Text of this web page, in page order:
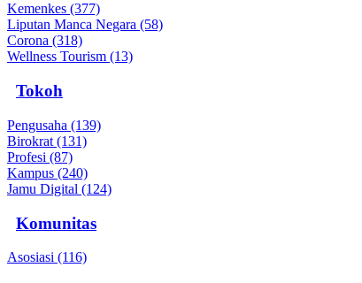
Kemenkes (377)
Liputan Manca Negara (58)
Corona (318)
Wellness Tourism (13)
Tokoh
Pengusaha (139)
Birokrat (131)
Profesi (87)
Kampus (240)
Jamu Digital (124)
Komunitas
Asosiasi (116)